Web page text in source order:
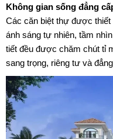
Không gian sống đẳng
Các căn biệt thự được thiết
ánh sáng tự nhiên, tầm
tiết đều được chăm chút tỉ
sang trọng, riêng tư và